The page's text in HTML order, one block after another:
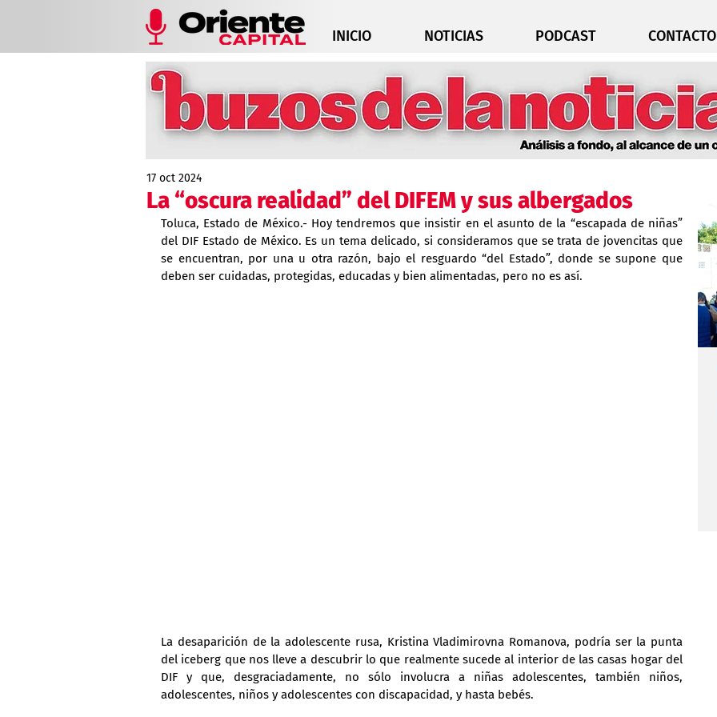
INICIO NOTICIAS PODCAST CONTACTO
La “oscura realidad” del DIFEM y sus albergados
17 oct 2024
Toluca, Estado de México.- Hoy tendremos que insistir en el asunto de la “escapada de niñas”
del DIF Estado de México. Es un tema delicado, si consideramos que se trata de jovencitas que
se encuentran, por una u otra razón, bajo el resguardo “del Estado”, donde se supone que
deben ser cuidadas, protegidas, educadas y bien alimentadas, pero no es así.
La desaparición de la adolescente rusa, Kristina Vladimirovna Romanova, podría ser la punta
del iceberg que nos lleve a descubrir lo que realmente sucede al interior de las casas hogar del
DIF y que, desgraciadamente, no sólo involucra a niñas adolescentes, también niños,
adolescentes, niños y adolescentes con discapacidad, y hasta bebés.